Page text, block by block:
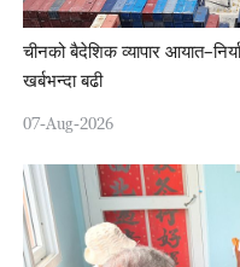
चीनको बैदेशिक व्यापार
खर्बभन्दा बढी
07-Aug-2026